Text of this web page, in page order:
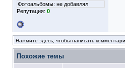
Фотоальбомы: не добавлял
Репутация: 0
Нажмите здесь, чтобы написать
Похожие темы